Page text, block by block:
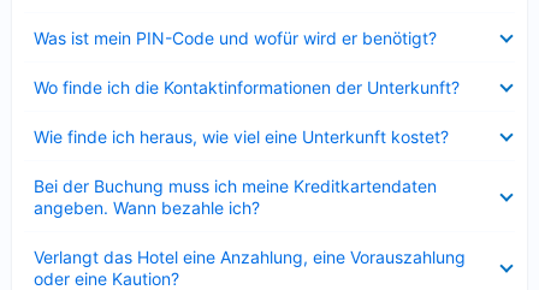
Was ist mein PIN-Code und wofür wird er benötigt?
Wo finde ich die Kontaktinformationen der Unterkunft?
Wie finde ich heraus, wie viel eine Unterkunft kostet?
Bei der Buchung muss ich meine Kreditkartendaten
angeben. Wann bezahle ich?
Verlangt das Hotel eine Anzahlung, eine Vorauszahlung
oder eine Kaution?